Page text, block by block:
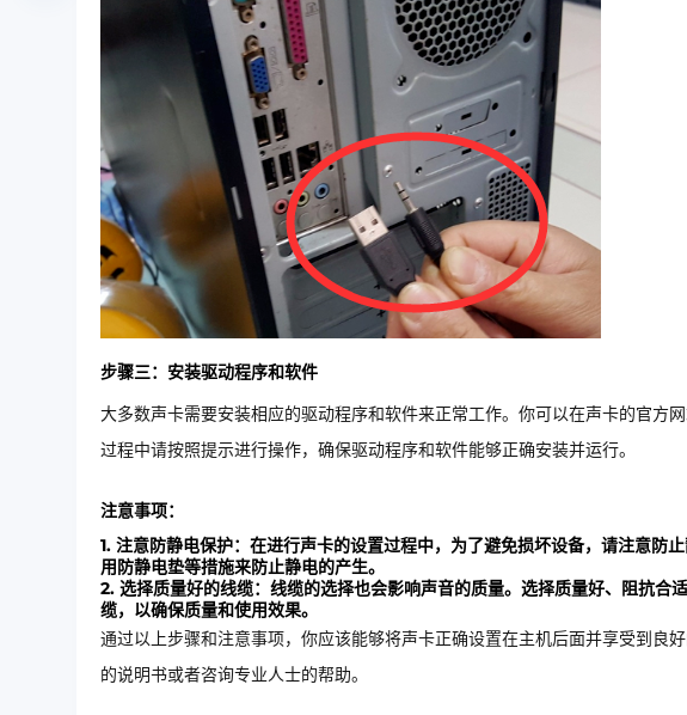
步骤三：安装驱动程序和软件
大多数声卡需要安装相应的驱动程序和软件来正常工作。你可以在声卡的官方
过程中请按照提示进行操作，确保驱动程序和软件能够正确安装并运行。
注意事项：
1. 注意防静电保护：在进行声卡的设置过程中，为了避免损坏设备，请注意防
用防静电垫等措施来防止静电的产生。
2. 选择质量好的线缆：线缆的选择也会影响声音的质量。选择质量好、阻抗合
缆，以确保质量和使用效果。
通过以上步骤和注意事项，你应该能够将声卡正确设置在主机后面并享受到良
的说明书或者咨询专业人士的帮助。